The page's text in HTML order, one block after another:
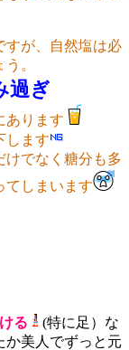
すが、自然塩は必
。
過ぎ
あります
します
けでなく糖分も多
てしまいます
る
(特に足）な
か美人でずっと元